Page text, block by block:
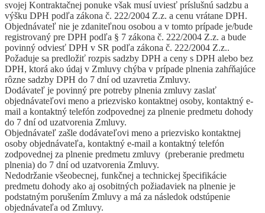
svojej Kontraktačnej ponuke však musí uviesť príslušnú sadzbu a
výšku DPH podľa zákona č. 222/2004 Z.z. a cenu vrátane DPH.
Objednávateľ nie je zdaniteľnou osobou a v tomto prípade je/bude
registrovaný pre DPH podľa § 7 zákona č. 222/2004 Z.z. a bude
povinný odviesť DPH v SR podľa zákona č. 222/2004 Z.z..
Požaduje sa predložiť rozpis sadzby DPH a ceny s DPH alebo bez
DPH, ktorá ako údaj v Zmluvy chýba v prípade plnenia zahŕňajúce
rôzne sadzby DPH do 7 dní od uzavretia Zmluvy.
Dodávateľ je povinný pre potreby plnenia zmluvy zaslať
objednávateľovi meno a priezvisko kontaktnej osoby, kontaktný e-
mail a kontaktný telefón zodpovednej za plnenie predmetu dohody
do 7 dní od uzatvorenia Zmluvy.
Objednávateľ zašle dodávateľovi meno a priezvisko kontaktnej
osoby objednávateľa, kontaktný e-mail a kontaktný telefón
zodpovednej za plnenie predmetu zmluvy (preberanie predmetu
plnenia) do 7 dní od uzatvorenia Zmluvy.
Nedodržanie všeobecnej, funkčnej a technickej špecifikácie
predmetu dohody ako aj osobitných požiadaviek na plnenie je
podstatným porušením Zmluvy a má za následok odstúpenie
objednávateľa od Zmluvy.